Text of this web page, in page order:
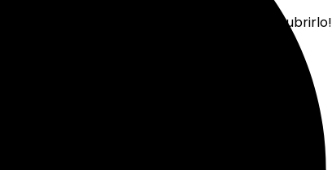
que leer este libro pop-up para descubrirlo!